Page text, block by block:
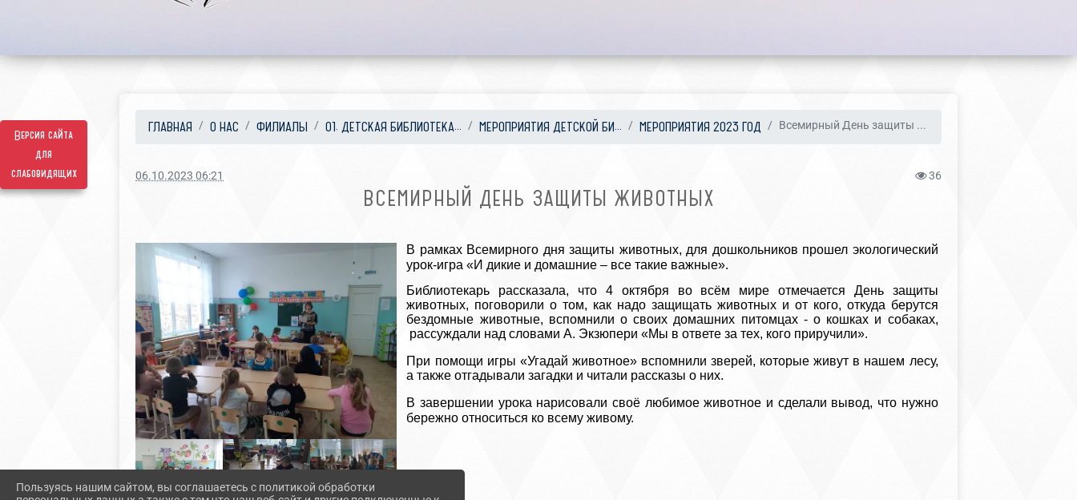
Версия сайта
для
слабовидящих
ГЛАВНАЯ О НАС ФИЛИАЛЫ 01. ДЕТСКАЯ БИБЛИОТЕКА... МЕРОПРИЯТИЯ ДЕТСКОЙ БИ... МЕРОПРИЯТИЯ 2023 ГОД Всемирный День защиты ...
06.10.2023 06:21 36
ВСЕМИРНЫЙ ДЕНЬ ЗАЩИТЫ ЖИВОТНЫХ
В рамках Всемирного дня защиты животных, для дошкольников прошел экологический
урок-игра «И дикие и домашние – все такие важные».
Библиотекарь рассказала, что 4 октября во всём мире отмечается День защиты
животных, поговорили о том, как надо защищать животных и от кого, откуда берутся
бездомные животные, вспомнили о своих домашних питомцах - о кошках и собаках,
рассуждали над словами А. Экзюпери «Мы в ответе за тех, кого приручили».
При помощи игры «Угадай животное» вспомнили зверей, которые живут в нашем лесу,
а также отгадывали загадки и читали рассказы о них.
В завершении урока нарисовали своё любимое животное и сделали вывод, что нужно
бережно относиться ко всему живому.
Пользуясь нашим сайтом, вы соглашаетесь с политикой обработки